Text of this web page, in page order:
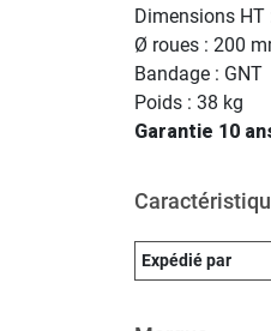
Dimensions
Ø roues : 200
Bandage : GNT
Poids : 38 kg
Garantie 10
Expédié par